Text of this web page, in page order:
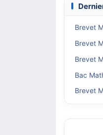
Brevet
Brevet
Brevet
Bac
Brevet